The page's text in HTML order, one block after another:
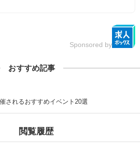
Sponsored by
おすすめ記事
されるおすすめイベント20選
閲覧履歴